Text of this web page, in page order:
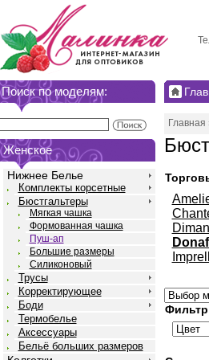
Поиск по моделям:
Женское
Нижнее Белье
Комплекты корсетные
Бюстгальтеры
Мягкая чашка
Формованная чашка
Пуш-ап
Большие размеры
Силиконовый
Трусы
Корректирующее
Боди
Термобелье
Аксессуары
Бельё больших размеров
Главная